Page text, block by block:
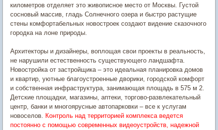
километров отделяет это живописное место от Москвы. Густой
сосновый массив, гладь Солнечного озера и быстро растущие
стены комфортабельных новостроек создают видение сказочного
городка на лоне природы.
Архитекторы и дизайнеры, воплощая свои проекты в реальность,
не нарушили естественность существующего ландшафта.
Новостройка от застройщика – это идеальная планировка домов
и квартир, уютные благоустроенные дворики, городской комфорт
и собственная инфраструктура, занимающая площадь в 575 м 2.
Детские площадки, магазины, аптеки, торгово-развлекательный
центр, банки и многоярусные автопарковки – все к услугам
новоселов. Контроль над территорией комплекса ведется
постоянно с помощью современных видеоустройств, надежной